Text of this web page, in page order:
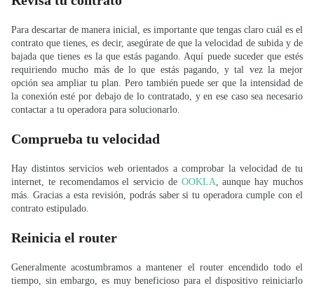
Para descartar de manera inicial, es importante que tengas claro cuál es el
contrato que tienes, es decir, asegúrate de que la velocidad de subida y de
bajada que tienes es la que estás pagando. Aquí puede suceder que estés
requiriendo mucho más de lo que estás pagando, y tal vez la mejor
opción sea ampliar tu plan. Pero también puede ser que la intensidad de
la conexión esté por debajo de lo contratado, y en ese caso sea necesario
contactar a tu operadora para solucionarlo.
Comprueba tu velocidad
Hay distintos servicios web orientados a comprobar la velocidad de tu
internet, te recomendamos el servicio de OOKLA, aunque hay muchos
más. Gracias a esta revisión, podrás saber si tu operadora cumple con el
contrato estipulado.
Reinicia el router
Generalmente acostumbramos a mantener el router encendido todo el
tiempo, sin embargo, es muy beneficioso para el dispositivo reiniciarlo